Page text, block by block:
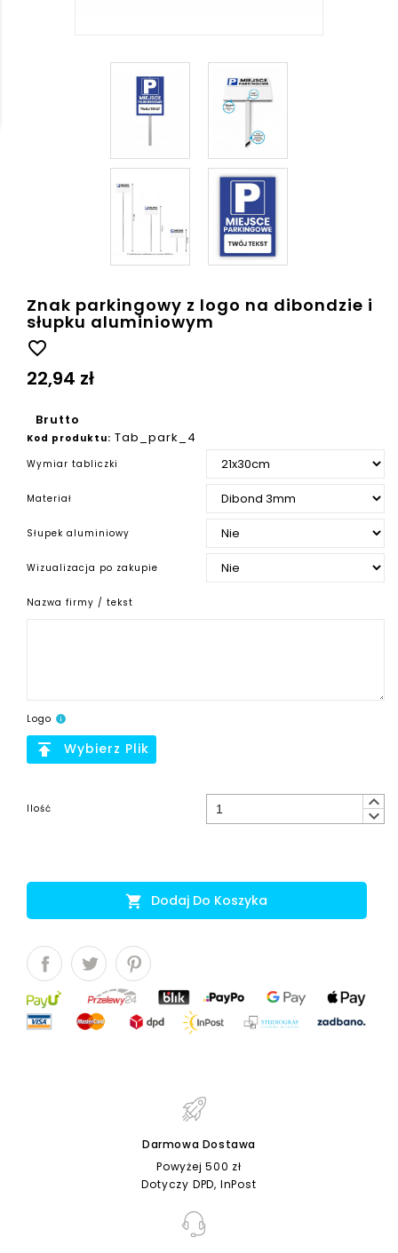
Znak parkingowy z logo na dibondzie i
słupku aluminiowym
favorite_border
22,94 zł
Brutto
Kod produktu: Tab_park_4
Wymiar tabliczki
Materiał
Słupek aluminiowy
Wizualizacja po zakupie
Nazwa firmy / tekst
Logo info
publish Wybierz Plik
Ilość keyboard_arrow_up
keyboard_arrow_down
 Dodaj Do Koszyka
Darmowa Dostawa
Powyżej 500 zł
Dotyczy DPD, InPost